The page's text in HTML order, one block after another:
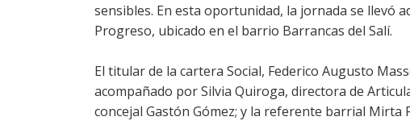
sensibles. En esta oportunidad, la jornada se llevó
Progreso, ubicado en el barrio Barrancas del Salí.
El titular de la cartera Social, Federico Augusto
acompañado por Silvia Quiroga, directora de
concejal Gastón Gómez; y la referente barrial Mirta